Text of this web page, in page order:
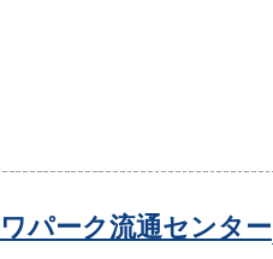
パーク流通センター